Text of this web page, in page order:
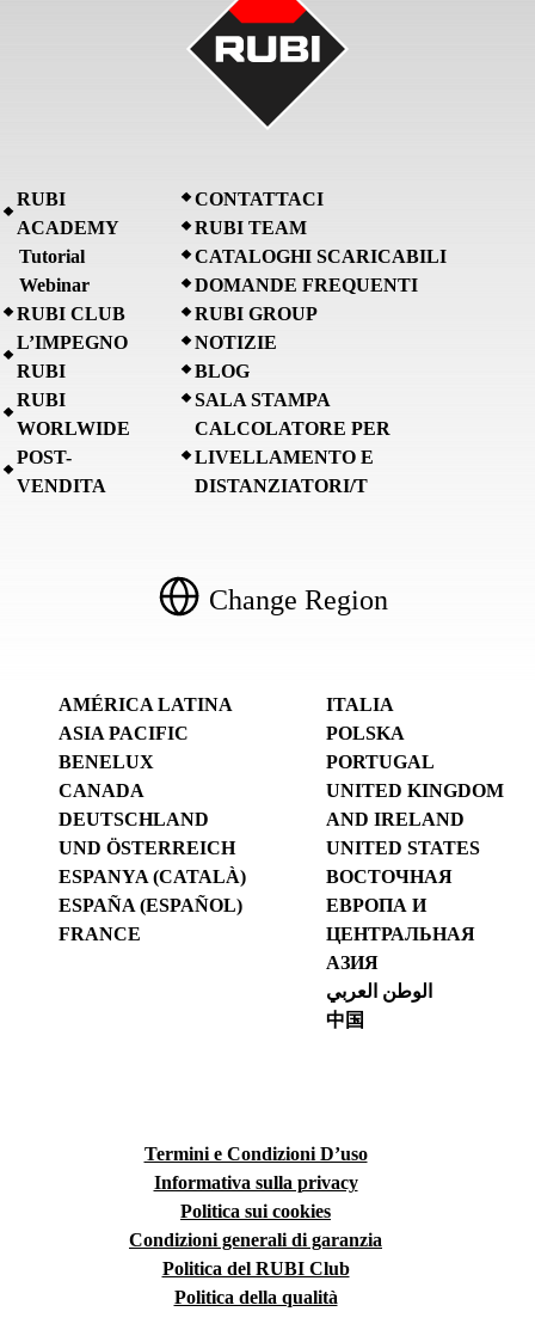
RUBI
ACADEMY
Tutorial
Webinar
RUBI CLUB
L’IMPEGNO
RUBI
RUBI
WORLWIDE
POST-
VENDITA
CONTATTACI
RUBI TEAM
CATALOGHI SCARICABILI
DOMANDE FREQUENTI
RUBI GROUP
NOTIZIE
BLOG
SALA STAMPA
CALCOLATORE PER
LIVELLAMENTO E
DISTANZIATORI/T
Change Region
AMÉRICA LATINA
ASIA PACIFIC
BENELUX
CANADA
DEUTSCHLAND
UND ÖSTERREICH
ESPANYA (CATALÀ)
ESPAÑA (ESPAÑOL)
FRANCE
ITALIA
POLSKA
PORTUGAL
UNITED KINGDOM
AND IRELAND
UNITED STATES
ВОСТОЧНАЯ
ЕВРОПА И
ЦЕНТРАЛЬНАЯ
АЗИЯ
الوطن العربي
中国
Termini e Condizioni D’uso
Informativa sulla privacy
Politica sui cookies
Condizioni generali di garanzia
Politica del RUBI Club
Politica della qualità